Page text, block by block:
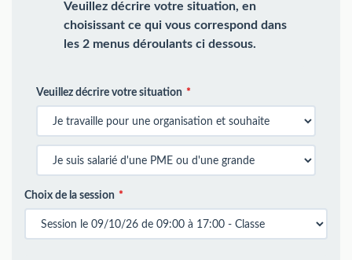
Veuillez décrire votre situation, en
choisissant ce qui vous correspond dans
les 2 menus déroulants ci dessous.
Veuillez décrire votre situation
Choix de la session